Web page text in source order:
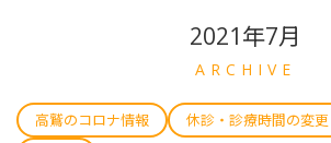
2021年7月
ARCHIVE
高鷲のコロナ情報 休診・診療時間の変更